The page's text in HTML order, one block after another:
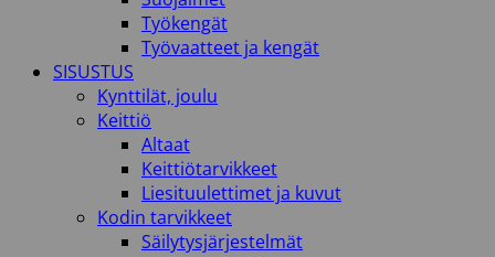
Työkengät
Työvaatteet ja kengät
SISUSTUS
Kynttilät, joulu
Keittiö
Altaat
Keittiötarvikkeet
Liesituulettimet ja kuvut
Kodin tarvikkeet
Säilytysjärjestelmät